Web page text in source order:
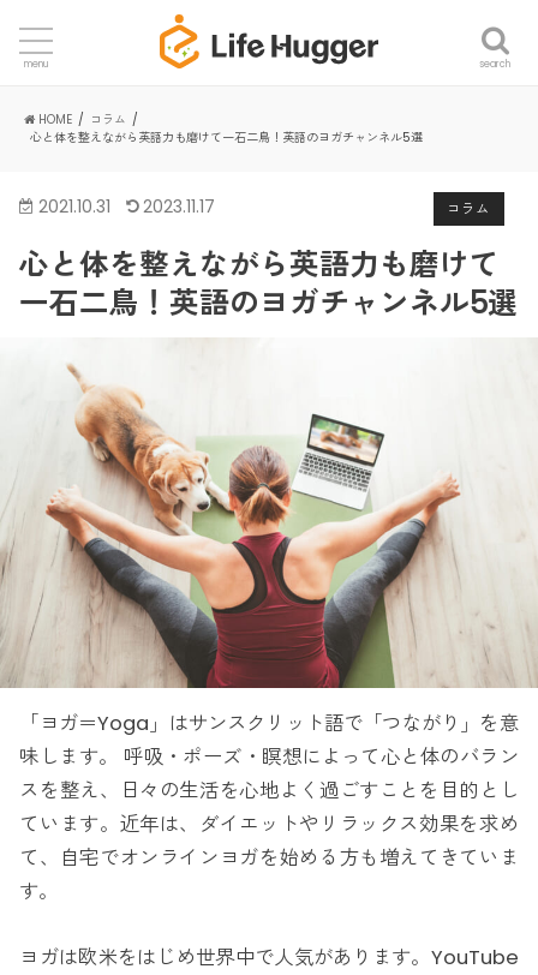
search
menu
HOME
コラム
心と体を整えながら英語力も磨けて一石二鳥！英語のヨガチャンネル5選
コラム
2021.10.31 2023.11.17
心と体を整えながら英語力も磨けて
一石二鳥！英語のヨガチャンネル5選
「ヨガ＝Yoga」はサンスクリット語で「つながり」を意
味します。 呼吸・ポーズ・瞑想によって心と体のバラン
スを整え、日々の生活を心地よく過ごすことを目的とし
ています。近年は、ダイエットやリラックス効果を求め
て、自宅でオンラインヨガを始める方も増えてきていま
す。
ヨガは欧米をはじめ世界中で人気があります。YouTube